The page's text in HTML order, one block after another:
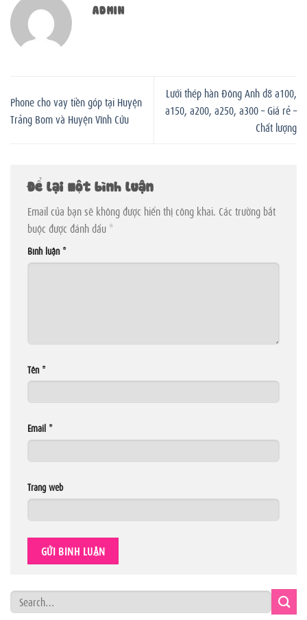
ADMIN
Phone cho vay tiền góp tại Huyện
Trảng Bom và Huyện Vĩnh Cửu
Lưới thép hàn Đông Anh d8 a100,
a150, a200, a250, a300 – Giá rẻ –
Chất lượng
Để lại một bình luận
Email của bạn sẽ không được hiển thị công khai. Các trường bắt
buộc được đánh dấu *
Bình luận *
Tên *
Email *
Trang web